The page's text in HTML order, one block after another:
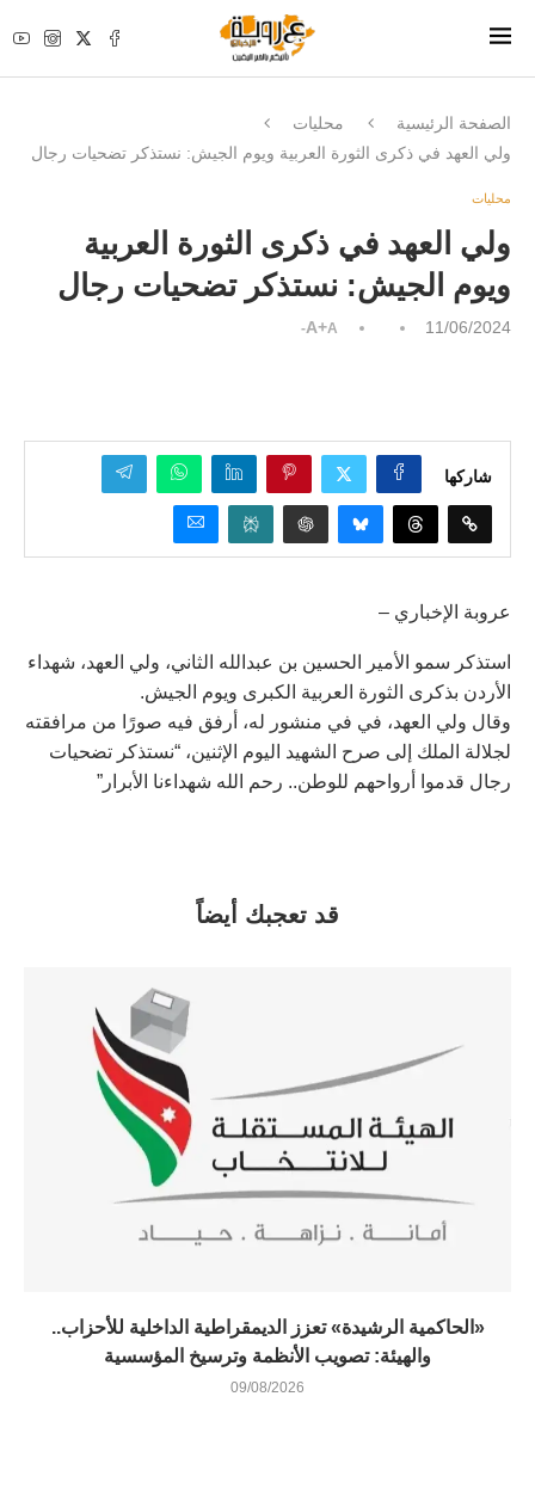
الصفحة الرئيسية
محليات
ولي العهد في ذكرى الثورة العربية ويوم الجيش: نستذكر تضحيات رجال
محليات
ولي العهد في ذكرى الثورة العربية
ويوم الجيش: نستذكر تضحيات رجال
11/06/2024
A+A-
شاركها
عروبة الإخباري –
استذكر سمو الأمير الحسين بن عبدالله الثاني، ولي العهد، شهداء
الأردن بذكرى الثورة العربية الكبرى ويوم الجيش.
وقال ولي العهد، في في منشور له، أرفق فيه صورًا من مرافقته
لجلالة الملك إلى صرح الشهيد اليوم الإثنين، “نستذكر تضحيات
رجال قدموا أرواحهم للوطن.. رحم الله شهداءنا الأبرار”
قد تعجبك أيضاً
«الحاكمية الرشيدة» تعزز الديمقراطية الداخلية للأحزاب..
والهيئة: تصويب الأنظمة وترسيخ المؤسسية
09/08/2026